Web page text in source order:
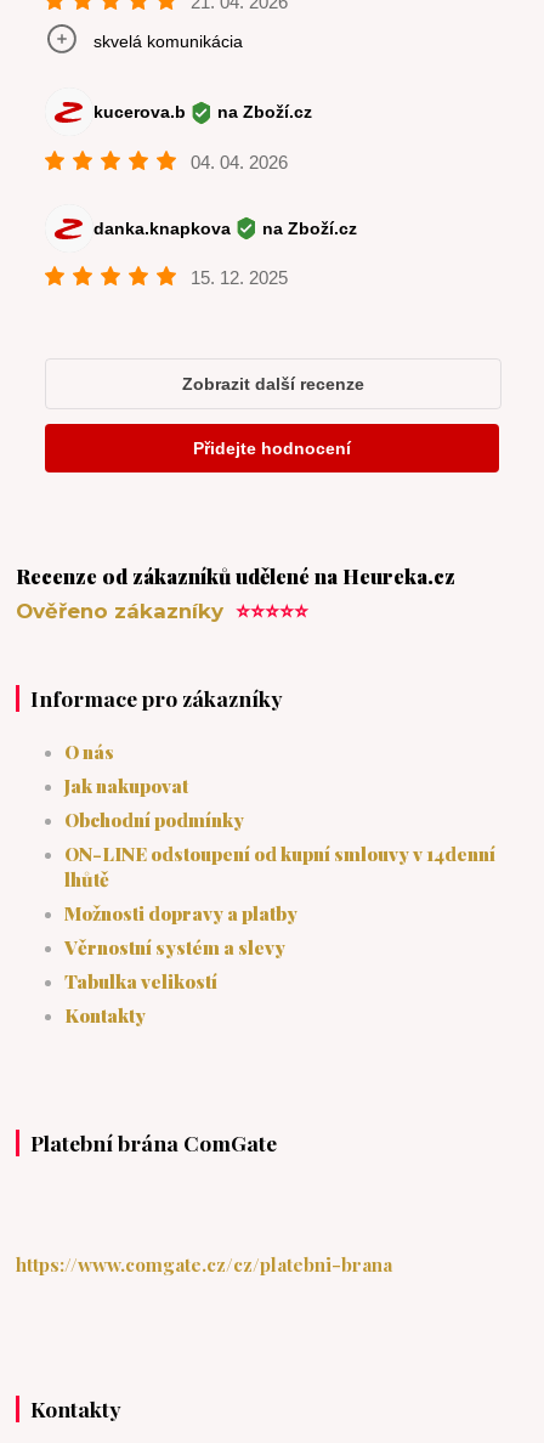
Recenze od zákazníků udělené na Heureka.cz
Ověřeno zákazníky⭐⭐⭐⭐⭐
Informace pro zákazníky
O nás
Jak nakupovat
Obchodní podmínky
ON-LINE odstoupení od kupní smlouvy v 14denní
lhůtě
Možnosti dopravy a platby
Věrnostní systém a slevy
Tabulka velikostí
Kontakty
Platební brána ComGate
https://www.comgate.cz/cz/platebni-brana
Kontakty